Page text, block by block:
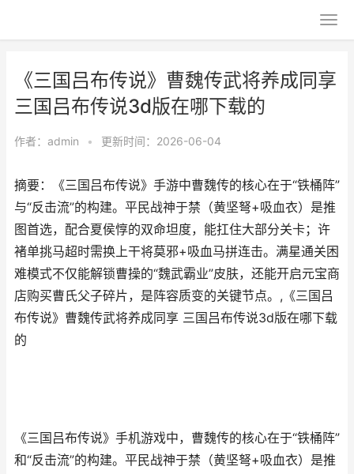
《三国吕布传说》曹魏传武将养成同享
三国吕布传说3d版在哪下载的
作者： admin • 更新时间：2026-06-04
摘要：《三国吕布传说》手游中曹魏传的核心在于“铁桶阵”
与“反击流”的构建。平民战神于禁（黄坚弩+吸血衣）是推
图首选，配合夏侯惇的双命坦度，能扛住大部分关卡；许
褚单挑马超时需换上干将莫邪+吸血马拼连击。满星通关困
难模式不仅能解锁曹操的“魏武霸业”皮肤，还能开启元宝商
店购买曹氏父子碎片，是阵容质变的关键节点。,《三国吕
布传说》曹魏传武将养成同享 三国吕布传说3d版在哪下载
的
《三国吕布传说》手机游戏中，曹魏传的核心在于“铁桶阵”
和“反击流”的构建。平民战神于禁（黄坚弩+吸血衣）是推